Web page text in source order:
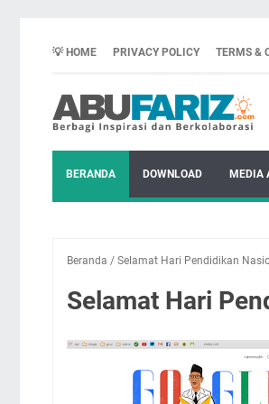
💡 HOME PRIVACY POLICY TERMS &
BERANDA DOWNLOAD MEDIA
Beranda / Selamat Hari Pendidikan
Selamat Hari